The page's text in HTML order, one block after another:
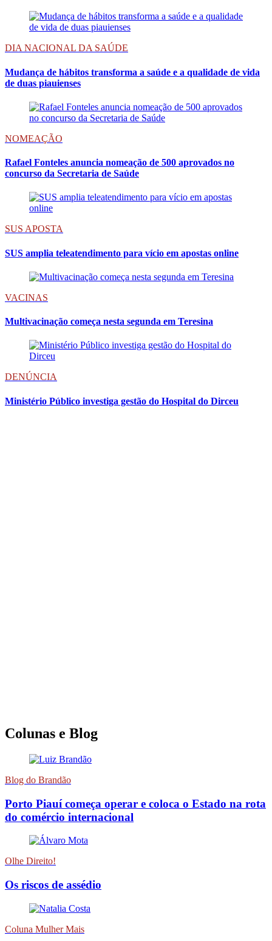
DIA NACIONAL DA SAÚDE
Mudança de hábitos transforma a saúde e a qualidade de vida
de duas piauienses
NOMEAÇÃO
Rafael Fonteles anuncia nomeação de 500 aprovados no
concurso da Secretaria de Saúde
SUS APOSTA
SUS amplia teleatendimento para vício em apostas online
VACINAS
Multivacinação começa nesta segunda em Teresina
DENÚNCIA
Ministério Público investiga gestão do Hospital do Dirceu
Colunas e Blog
Blog do Brandão
Porto Piauí começa operar e coloca o Estado na rota
do comércio internacional
Olhe Direito!
Os riscos de assédio
Coluna Mulher Mais